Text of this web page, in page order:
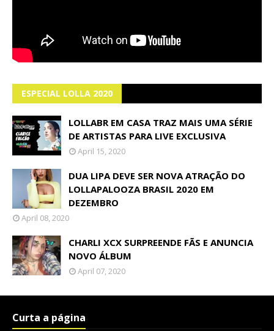
ESPECIAL LOLLA 2020
LOLLABR EM CASA TRAZ MAIS UMA SÉRIE
DE ARTISTAS PARA LIVE EXCLUSIVA
April 15, 2020
DUA LIPA DEVE SER NOVA ATRAÇÃO DO
LOLLAPALOOZA BRASIL 2020 EM
DEZEMBRO
April 08, 2020
CHARLI XCX SURPREENDE FÃS E ANUNCIA
NOVO ÁLBUM
April 07, 2020
Curta a página